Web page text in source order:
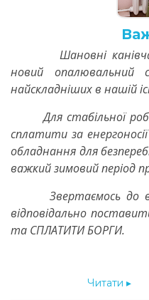
Шановні
новий опалювальний
найскладніших в нашій
Для стабільної
сплатити за
обладнання для
важкий зимовий період
Звертаємось до
відповідально
та СПЛАТИТИ БОРГИ.
Читати ▸